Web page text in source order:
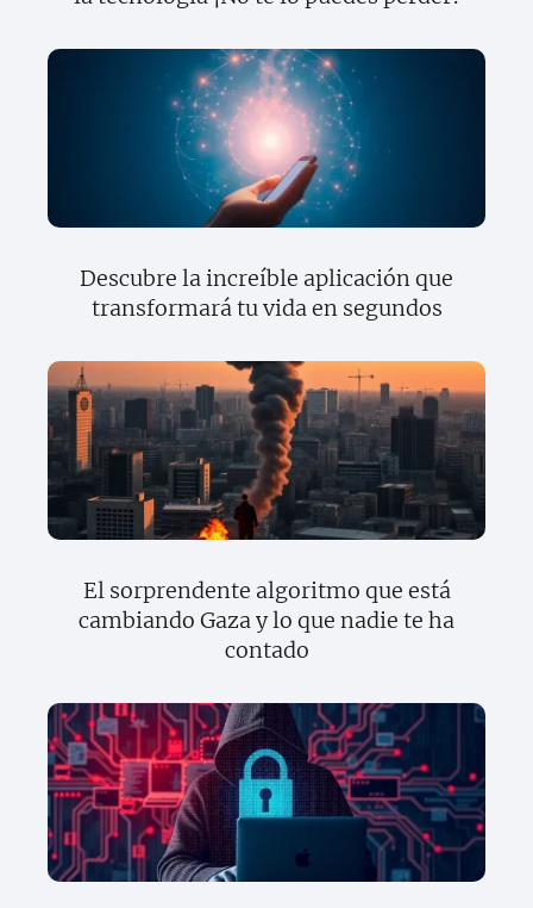
Descubre la increíble aplicación que
transformará tu vida en segundos
El sorprendente algoritmo que está
cambiando Gaza y lo que nadie te ha
contado